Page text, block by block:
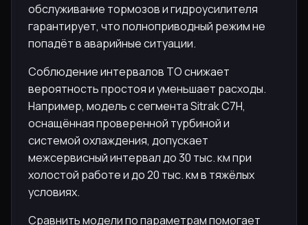
обслуживание тормозов и гидроусилителя
гарантирует, что полноприводный режим не
попадёт в аварийные ситуации.
Соблюдение интервалов ТО снижает
вероятность простоя и уменьшает расходы.
Например, модель с сегмента Sitrak C7H,
оснащённая проверенной турбиной и
системой охлаждения, допускает
межсервисный интервал до 30 тыс. км при
холостой работе и до 20 тыс. км в тяжёлых
условиях.
Сравнить модели по параметрам помогает